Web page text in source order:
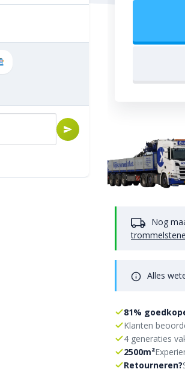
Nog
Alles
81%
Klanten
4 generaties
2500m²
Retourneren?